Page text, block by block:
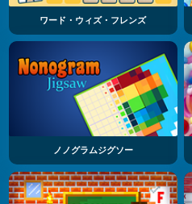
ワード・ウィズ・フレンズ
ノノグラムジグソー